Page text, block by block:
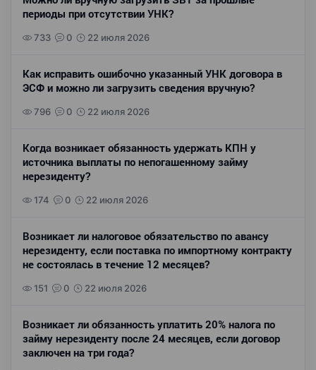
периоды при отсутствии УНК?
733 0 22 июля 2026
Как исправить ошибочно указанный УНК договора в
ЭСФ и можно ли загрузить сведения вручную?
796 0 22 июля 2026
Когда возникает обязанность удержать КПН у
источника выплаты по непогашенному займу
нерезиденту?
174 0 22 июля 2026
Возникает ли налоговое обязательство по авансу
нерезиденту, если поставка по импортному контракту
не состоялась в течение 12 месяцев?
151 0 22 июля 2026
Возникает ли обязанность уплатить 20% налога по
займу нерезиденту после 24 месяцев, если договор
заключен на три года?